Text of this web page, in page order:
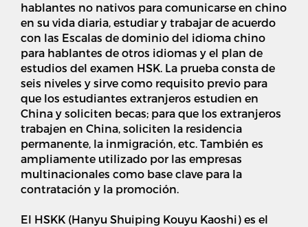
hablantes no nativos para comunicarse en chino
en su vida diaria, estudiar y trabajar de acuerdo
con las Escalas de dominio del idioma chino
para hablantes de otros idiomas y el plan de
estudios del examen HSK. La prueba consta de
seis niveles y sirve como requisito previo para
que los estudiantes extranjeros estudien en
China y soliciten becas; para que los extranjeros
trabajen en China, soliciten la residencia
permanente, la inmigración, etc. También es
ampliamente utilizado por las empresas
multinacionales como base clave para la
contratación y la promoción.
El HSKK (Hanyu Shuiping Kouyu Kaoshi) es el